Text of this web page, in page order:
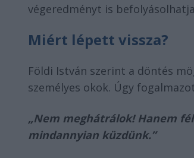
végeredményt is
Miért lépett vissza?
Földi István szerint a döntés
személyes okok. Úgy
„Nem meghátrálok! Hanem
mindannyian küzdünk.”